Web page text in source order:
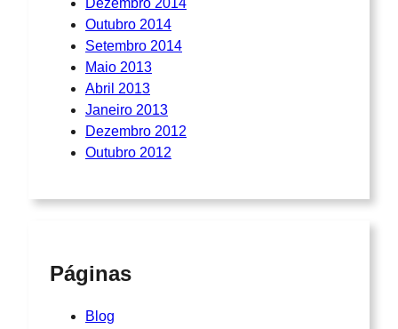
Dezembro 2014
Outubro 2014
Setembro 2014
Maio 2013
Abril 2013
Janeiro 2013
Dezembro 2012
Outubro 2012
Páginas
Blog